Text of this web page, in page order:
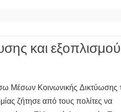
και
Μέσων Κοινωνικής Δικτύωσης
ζήτησε από τους πολίτες να